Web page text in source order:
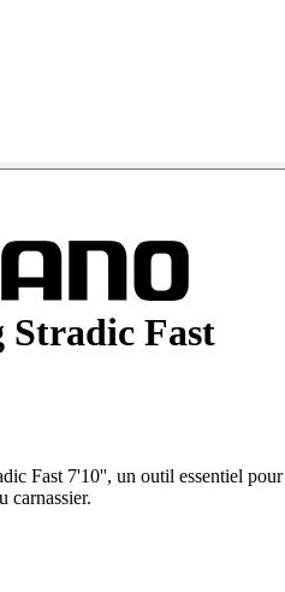
Stradic Fast
Fast 7'10'', un outil essentiel pour
carnassier.